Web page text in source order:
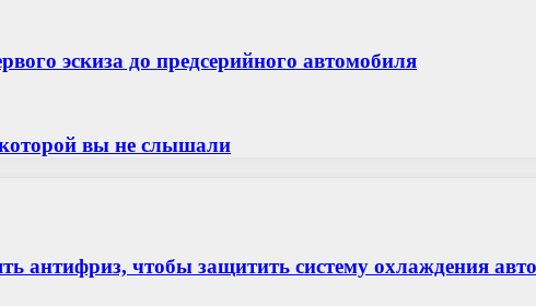
эскиза до предсерийного автомобиля
вы не слышали
антифриз, чтобы защитить систему охлаждения